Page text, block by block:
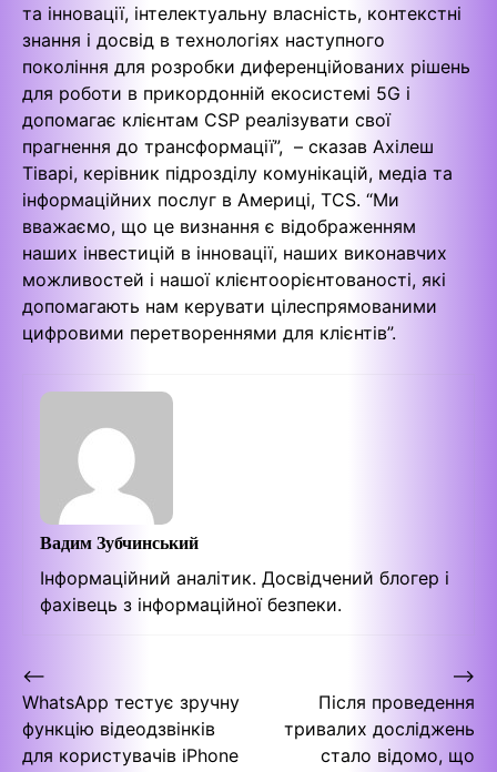
та інновації, інтелектуальну власність, контекстні
знання і досвід в технологіях наступного
покоління для розробки диференційованих рішень
для роботи в прикордонній екосистемі 5G і
допомагає клієнтам CSP реалізувати свої
прагнення до трансформації”, – сказав Ахілеш
Тіварі, керівник підрозділу комунікацій, медіа та
інформаційних послуг в Америці, TCS. “Ми
вважаємо, що це визнання є відображенням
наших інвестицій в інновації, наших виконавчих
можливостей і нашої клієнтоорієнтованості, які
допомагають нам керувати цілеспрямованими
цифровими перетвореннями для клієнтів”.
Вадим Зубчинський
Інформаційний аналітик. Досвідчений блогер і
фахівець з інформаційної безпеки.
Навігація
записів
⟵
WhatsApp тестує зручну
функцію відеодзвінків
для користувачів iPhone
Після проведення
тривалих досліджень
стало відомо, що
⟶